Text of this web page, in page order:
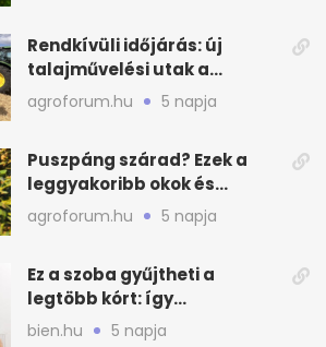
Rendkívüli időjárás: új
talajművelési utak a
gazdáknak
agroforum.hu 5 napja
Puszpáng szárad? Ezek a
leggyakoribb okok és
teendők
agroforum.hu 5 napja
Ez a szoba gyűjtheti a
legtöbb kórt: így
mélytisztítsd otthon
bien.hu 5 napja